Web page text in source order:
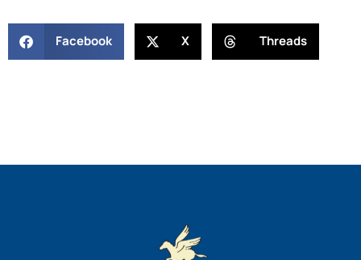
Facebook X Threads